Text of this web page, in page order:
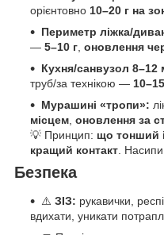
орієнтовно 10–20 г на
Периметр ліжка/
— 5–10 г оновлення
Кухня/санвузол 8–12
труб/за технікою —
Мурашині «тропи»:
місцем оновлення за
💡 Принцип: що тонший
кращий контакт .
Безпека
⚠️ ЗІЗ: рукавички,
вдихати, уникати